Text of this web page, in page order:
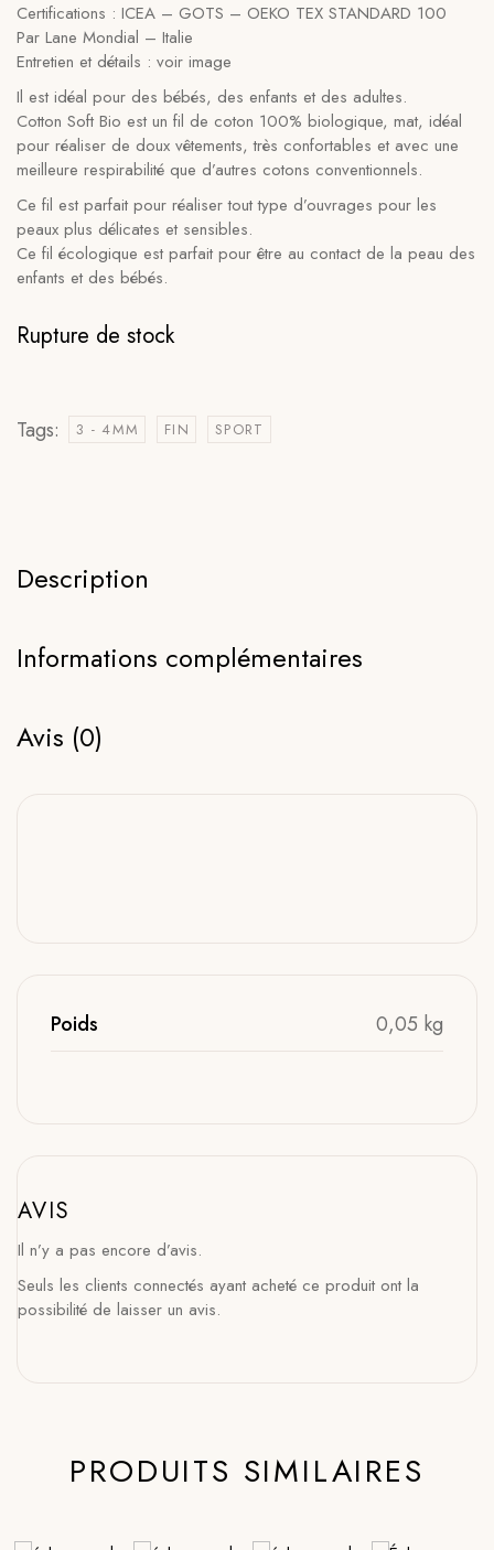
Certifications : ICEA – GOTS – OEKO TEX STANDARD 100
Par Lane Mondial – Italie
Entretien et détails : voir image
Il est idéal pour des bébés, des enfants et des adultes.
Cotton Soft Bio est un fil de coton 100% biologique, mat, idéal
pour réaliser de doux vêtements, très confortables et avec une
meilleure respirabilité que d’autres cotons conventionnels.
Ce fil est parfait pour réaliser tout type d’ouvrages pour les
peaux plus délicates et sensibles.
Ce fil écologique est parfait pour être au contact de la peau des
enfants et des bébés.
Rupture de stock
Tags: 3 - 4MM FIN SPORT
Description
Informations complémentaires
Avis (0)
Poids 0,05 kg
AVIS
Il n’y a pas encore d’avis.
Seuls les clients connectés ayant acheté ce produit ont la
possibilité de laisser un avis.
PRODUITS SIMILAIRES